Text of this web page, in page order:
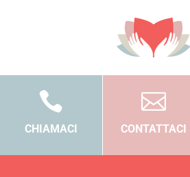

CHIAMACI

CONTATTACI